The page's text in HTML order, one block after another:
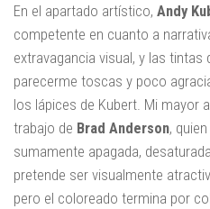
En el apartado artístico, Andy
competente en cuanto a
extravagancia visual, y las tintas
parecerme toscas y poco
los lápices de Kubert. Mi mayor
trabajo de Brad Anderson,
sumamente apagada,
pretende ser visualmente
pero el coloreado termina por